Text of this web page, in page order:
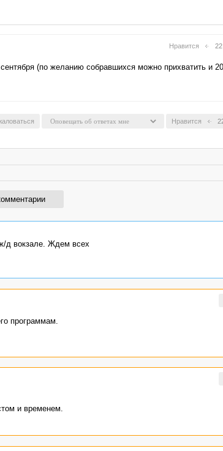
Нравится 22
(по желанию собравшихся можно прихватить и
Нравится
д вокзале. Ждем всех
программам.
и временем.